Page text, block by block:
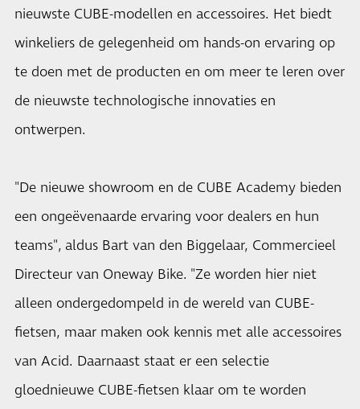
nieuwste CUBE-modellen en accessoires. Het biedt
winkeliers de gelegenheid om hands-on ervaring op
te doen met de producten en om meer te leren over
de nieuwste technologische innovaties en
ontwerpen.
"De nieuwe showroom en de CUBE Academy bieden
een ongeëvenaarde ervaring voor dealers en hun
teams", aldus Bart van den Biggelaar, Commercieel
Directeur van Oneway Bike. "Ze worden hier niet
alleen ondergedompeld in de wereld van CUBE-
fietsen, maar maken ook kennis met alle accessoires
van Acid. Daarnaast staat er een selectie
gloednieuwe CUBE-fietsen klaar om te worden